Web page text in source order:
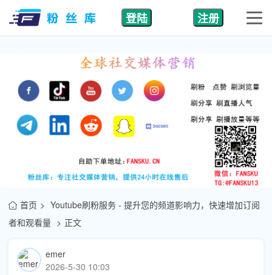
登陆 注册
首页
Youtube刷粉服务 - 提升您的频道影响力，快速增加订阅
者和观看量
正文
emer
2026-5-30 10:03